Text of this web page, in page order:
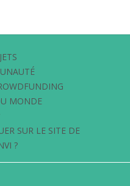
MONDE
SUR LE SITE DE
?